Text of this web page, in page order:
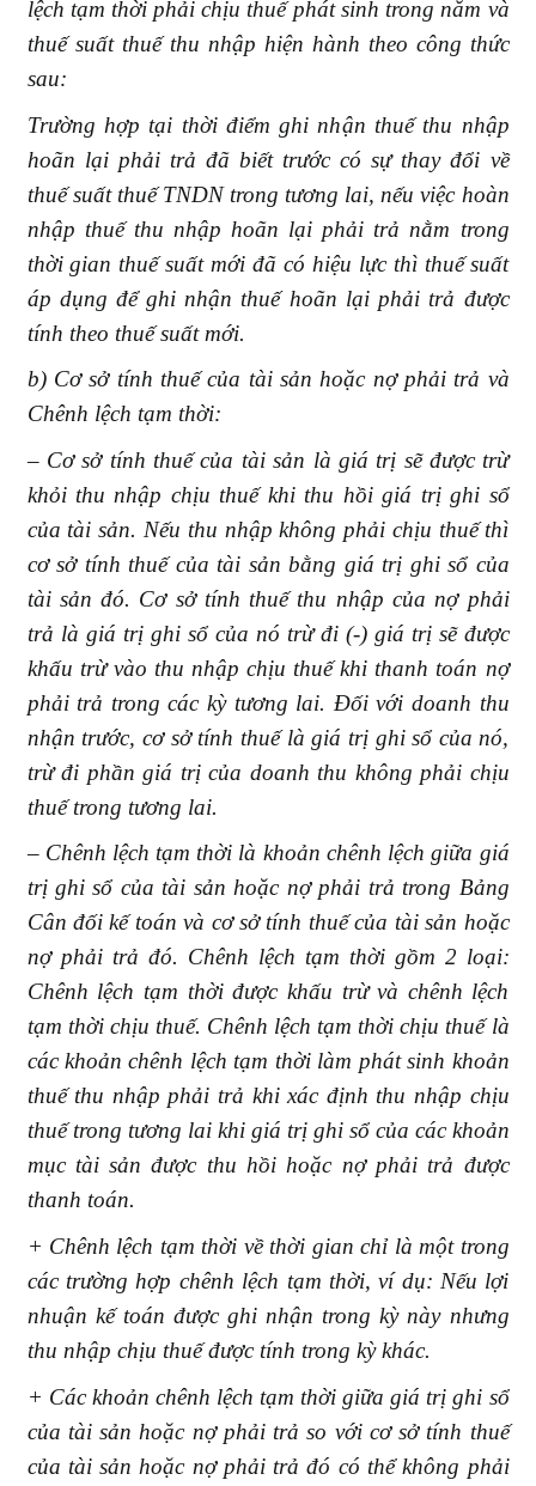
lệch tạm thời phải chịu thuế phát sinh trong năm và
thuế suất thuế thu nhập hiện hành theo công thức
sau:
Trường hợp tại thời điểm ghi nhận thuế thu nhập
hoãn lại phải trả đã biết trước có sự thay đổi về
thuế suất thuế TNDN trong tương lai, nếu việc hoàn
nhập thuế thu nhập hoãn lại phải trả nằm trong
thời gian thuế suất mới đã có hiệu lực thì thuế suất
áp dụng để ghi nhận thuế hoãn lại phải trả được
tính theo thuế suất mới.
b) Cơ sở tính thuế của tài sản hoặc nợ phải trả và
Chênh lệch tạm thời:
– Cơ sở tính thuế của tài sản là giá trị sẽ được trừ
khỏi thu nhập chịu thuế khi thu hồi giá trị ghi sổ
của tài sản. Nếu thu nhập không phải chịu thuế thì
cơ sở tính thuế của tài sản bằng giá trị ghi sổ của
tài sản đó. Cơ sở tính thuế thu nhập của nợ phải
trả là giá trị ghi sổ của nó trừ đi (-) giá trị sẽ được
khấu trừ vào thu nhập chịu thuế khi thanh toán nợ
phải trả trong các kỳ tương lai. Đối với doanh thu
nhận trước, cơ sở tính thuế là giá trị ghi sổ của nó,
trừ đi phần giá trị của doanh thu không phải chịu
thuế trong tương lai.
– Chênh lệch tạm thời là khoản chênh lệch giữa giá
trị ghi sổ của tài sản hoặc nợ phải trả trong Bảng
Cân đối kế toán và cơ sở tính thuế của tài sản hoặc
nợ phải trả đó. Chênh lệch tạm thời gồm 2 loại:
Chênh lệch tạm thời được khấu trừ và chênh lệch
tạm thời chịu thuế. Chênh lệch tạm thời chịu thuế là
các khoản chênh lệch tạm thời làm phát sinh khoản
thuế thu nhập phải trả khi xác định thu nhập chịu
thuế trong tương lai khi giá trị ghi sổ của các khoản
mục tài sản được thu hồi hoặc nợ phải trả được
thanh toán.
+ Chênh lệch tạm thời về thời gian chỉ là một trong
các trường hợp chênh lệch tạm thời, ví dụ: Nếu lợi
nhuận kế toán được ghi nhận trong kỳ này nhưng
thu nhập chịu thuế được tính trong kỳ khác.
+ Các khoản chênh lệch tạm thời giữa giá trị ghi sổ
của tài sản hoặc nợ phải trả so với cơ sở tính thuế
của tài sản hoặc nợ phải trả đó có thể không phải